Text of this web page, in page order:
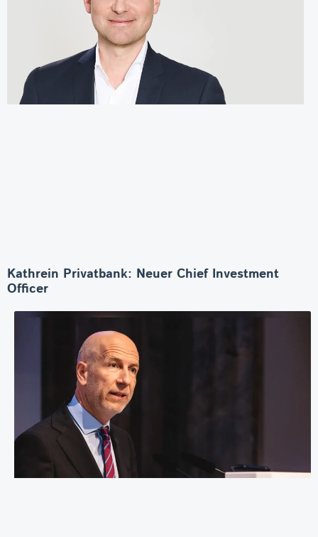
Kathrein Privatbank: Neuer Chief Investment
Officer